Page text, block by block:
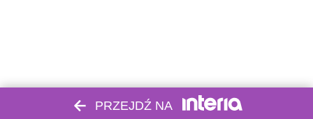
PRZEJDŹ NA